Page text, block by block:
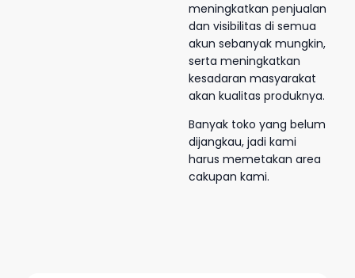
meningkatkan penjualan
dan visibilitas di semua
akun sebanyak mungkin,
serta meningkatkan
kesadaran masyarakat
akan kualitas produknya.
Banyak toko yang belum
dijangkau, jadi kami
harus memetakan area
cakupan kami.